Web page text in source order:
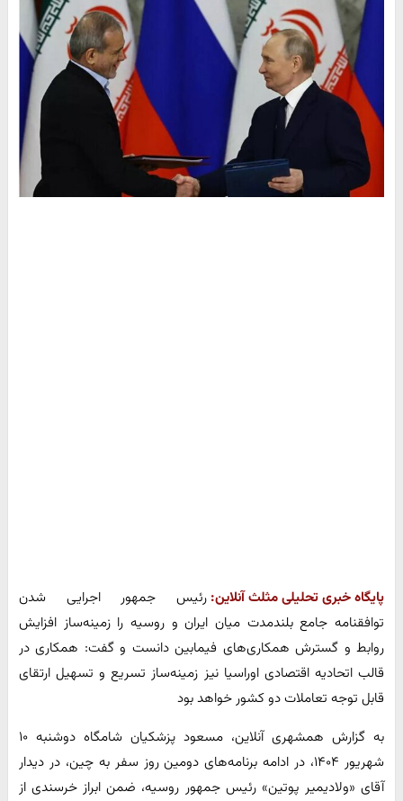
پایگاه خبری تحلیلی مثلث آنلاین: رئیس جمهور اجرایی شدن
توافقنامه جامع بلندمدت میان ایران و روسیه را زمینه‌ساز افزایش
روابط و گسترش همکاری‌های فیمابین دانست و گفت: همکاری در
قالب اتحادیه اقتصادی اوراسیا نیز زمینه‌ساز تسریع و تسهیل ارتقای
قابل توجه تعاملات دو کشور خواهد بود
به گزارش همشهری آنلاین، مسعود پزشکیان شامگاه دوشنبه ۱۰
شهریور ۱۴۰۴، در ادامه برنامه‌های دومین روز سفر به چین، در دیدار
آقای «ولادیمیر پوتین» رئیس جمهور روسیه، ضمن ابراز خرسندی از